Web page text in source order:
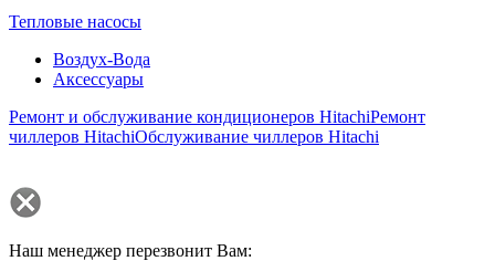
Тепловые насосы
Воздух-Вода
Аксессуары
Ремонт и обслуживание кондиционеров HitachiРемонт
чиллеров HitachiОбслуживание чиллеров Hitachi
Наш менеджер перезвонит Вам: